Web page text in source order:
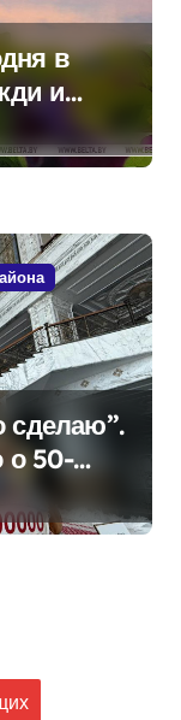
в
и
сделаю”.
о 50-